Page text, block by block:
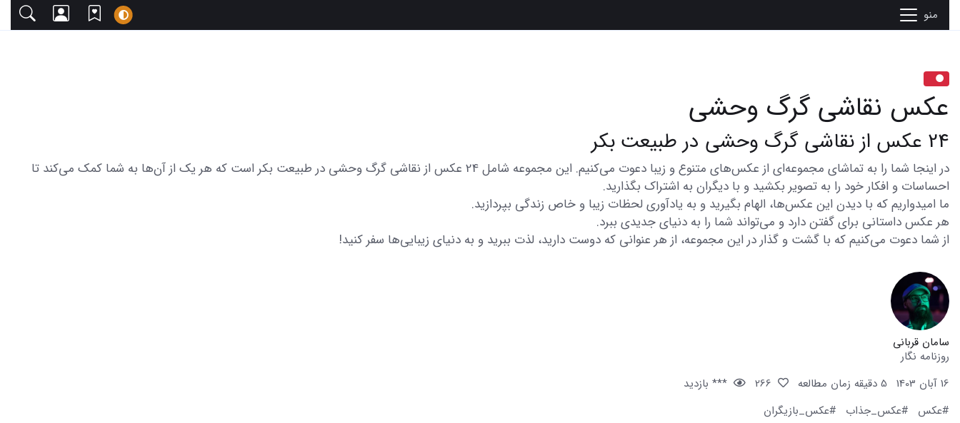
منو
عکس نقاشی گرگ وحشی
24 عکس از نقاشی گرگ وحشی در طبیعت بکر
در اینجا شما را به تماشای مجموعه‌ای از عکس‌های متنوع و زیبا دعوت می‌کنیم. این مجموعه شامل 24 عکس از نقاشی گرگ وحشی در طبیعت بکر است که هر یک از آن‌ها به شما کمک می‌کند تا
احساسات و افکار خود را به تصویر بکشید و با دیگران به اشتراک بگذارید.
ما امیدواریم که با دیدن این عکس‌ها، الهام بگیرید و به یادآوری لحظات زیبا و خاص زندگی بپردازید.
هر عکس داستانی برای گفتن دارد و می‌تواند شما را به دنیای جدیدی ببرد.
از شما دعوت می‌کنیم که با گشت و گذار در این مجموعه، از هر عنوانی که دوست دارید، لذت ببرید و به دنیای زیبایی‌ها سفر کنید!
سامان قربانی
روزنامه نگار
16 آبان 1403
5 دقیقه زمان مطالعه
*** بازدید
#عکس
#عکس_جذاب #عکس_بازیگران